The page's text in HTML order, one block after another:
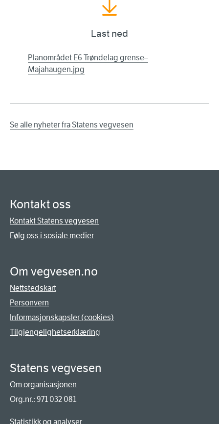
Last ned
Planområdet E6 Trøndelag grense–
Majahaugen.jpg
Se alle nyheter fra Statens vegvesen
Kontakt oss
Kontakt Statens vegvesen
Følg oss i sosiale medier
Om vegvesen.no
Nettstedskart
Personvern
Informasjonskapsler (cookies)
Tilgjengelighetserklæring
Statens vegvesen
Om organisasjonen
Org.nr.: 971 032 081
Statistikk og analyser